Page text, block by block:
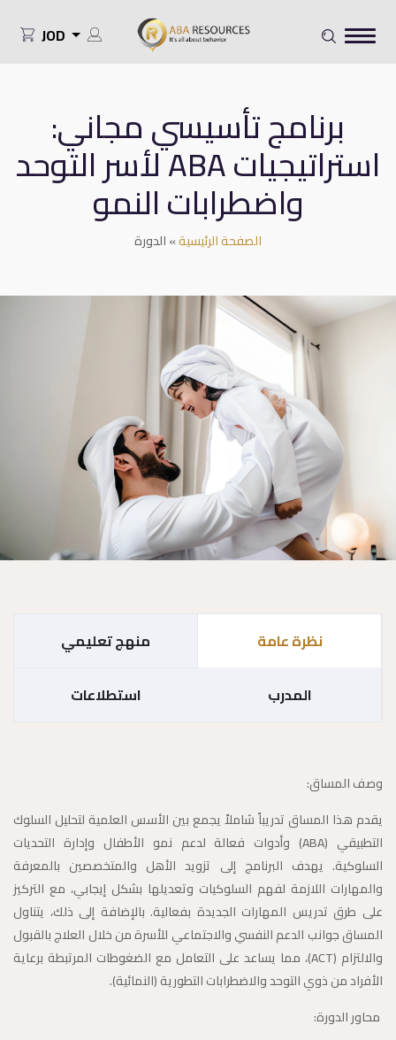
JOD
برنامج تأسيسي مجاني:
استراتيجيات ABA لأسر التوحد
واضطرابات النمو
الصفحة الرئيسية»الدورة
نظرة عامة منهج تعليمي
المدرب استطلاعات
وصف المساق:
يقدم هذا المساق تدريباً شاملاً يجمع بين الأسس العلمية لتحليل السلوك
التطبيقي (ABA) وأدوات فعالة لدعم نمو الأطفال وإدارة التحديات
السلوكية. يهدف البرنامج إلى تزويد الأهل والمتخصصين بالمعرفة
والمهارات اللازمة لفهم السلوكيات وتعديلها بشكل إيجابي، مع التركيز
على طرق تدريس المهارات الجديدة بفعالية. بالإضافة إلى ذلك، يتناول
المساق جوانب الدعم النفسي والاجتماعي للأسرة من خلال العلاج بالقبول
والالتزام (ACT)، مما يساعد على التعامل مع الضغوطات المرتبطة برعاية
الأفراد من ذوي التوحد والاضطرابات التطورية (النمائية).
محاور الدورة: